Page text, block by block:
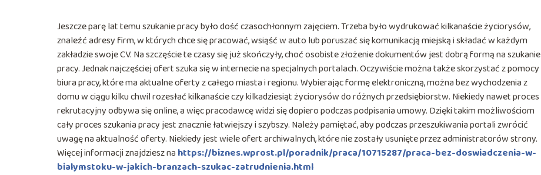
Jeszcze parę lat temu szukanie pracy było dość czasochłonnym zajęciem. Trzeba było wydrukować kilkanaście życiorysów,
znaleźć adresy firm, w których chce się pracować, wsiąść w auto lub poruszać się komunikacją miejską i składać w każdym
zakładzie swoje CV. Na szczęście te czasy się już skończyły, choć osobiste złożenie dokumentów jest dobrą formą na szukanie
pracy. Jednak najczęściej ofert szuka się w internecie na specjalnych portalach. Oczywiście można także skorzystać z pomocy
biura pracy, które ma aktualne oferty z całego miasta i regionu. Wybierając formę elektroniczną, można bez wychodzenia z
domu w ciągu kilku chwil rozesłać kilkanaście czy kilkadziesiąt życiorysów do różnych przedsiębiorstw. Niekiedy nawet proces
rekrutacyjny odbywa się online, a więc pracodawcę widzi się dopiero podczas podpisania umowy. Dzięki takim możliwościom
cały proces szukania pracy jest znacznie łatwiejszy i szybszy. Należy pamiętać, aby podczas przeszukiwania portali zwrócić
uwagę na aktualność oferty. Niekiedy jest wiele ofert archiwalnych, które nie zostały usunięte przez administratorów strony.
Więcej informacji znajdziesz na https://biznes.wprost.pl/poradnik/praca/10715287/praca-bez-doswiadczenia-w-
bialymstoku-w-jakich-branzach-szukac-zatrudnienia.html